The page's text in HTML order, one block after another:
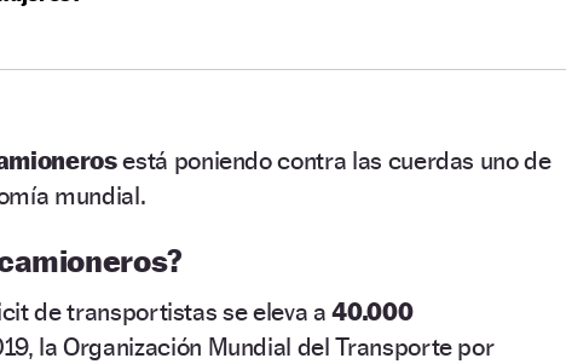
está poniendo contra las cuerdas uno de
mundial.
de transportistas se eleva a40.000
la Organización Mundial del Transporte por